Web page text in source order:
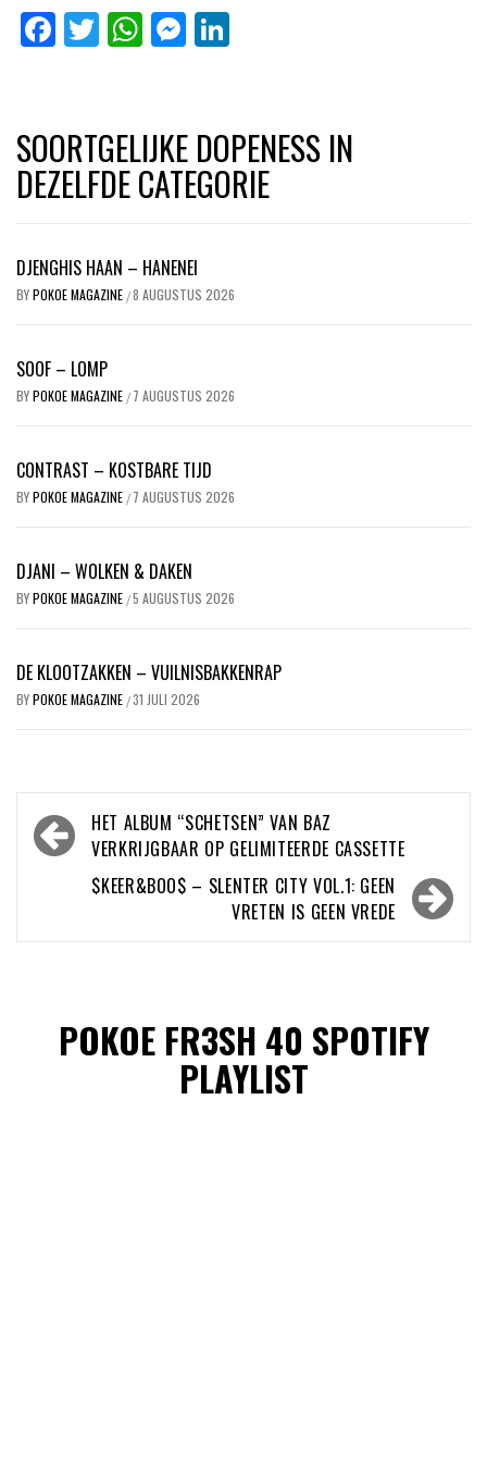
Facebook
Twitter
WhatsApp
Messenger
SOORTGELIJKE DOPENESS IN
DEZELFDE CATEGORIE
DJENGHIS HAAN – HANENEI
BYPOKOE MAGAZINE /8 AUGUSTUS 2026
SOOF – LOMP
BYPOKOE MAGAZINE / 7 AUGUSTUS 2026
CONTRAST – KOSTBARE TIJD
BYPOKOE MAGAZINE / 7 AUGUSTUS 2026
DJANI – WOLKEN & DAKEN
BYPOKOE MAGAZINE /5 AUGUSTUS 2026
DE KLOOTZAKKEN – VUILNISBAKKENRAP
BYPOKOE MAGAZINE /31 JULI 2026
Bericht
navigatie
HET ALBUM “SCHETSEN” VAN BAZ
VERKRIJGBAAR OP GELIMITEERDE CASSETTE
$KEER&BOO$ – SLENTER CITY VOL.1: GEEN
VRETEN IS GEEN VREDE
POKOE FR3SH 40 SPOTIFY
PLAYLIST